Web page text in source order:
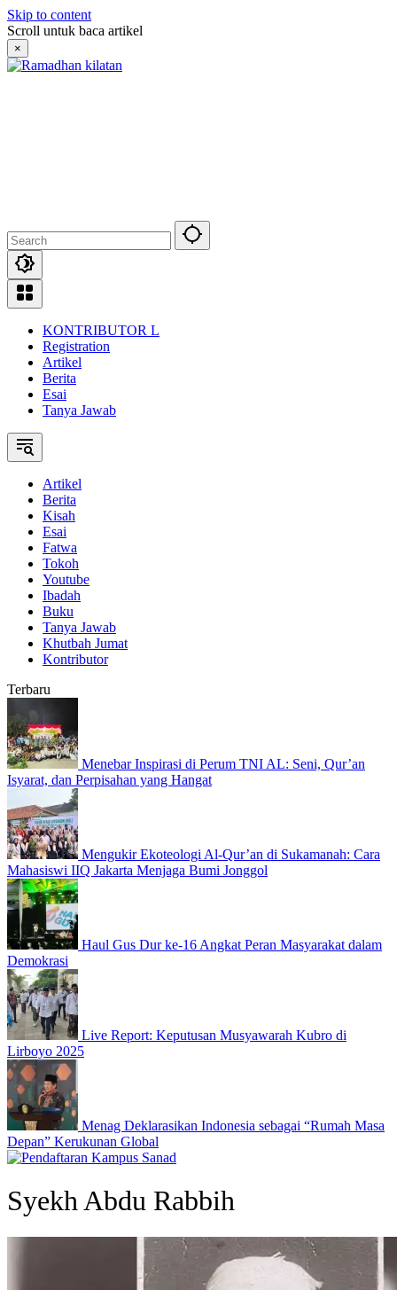
Skip to content
Scroll untuk baca artikel
×
KONTRIBUTOR L
Registration
Artikel
Berita
Esai
Tanya Jawab
Artikel
Berita
Kisah
Esai
Fatwa
Tokoh
Youtube
Ibadah
Buku
Tanya Jawab
Khutbah Jumat
Kontributor
Terbaru
Menebar Inspirasi di Perum TNI AL: Seni, Qur’an
Isyarat, dan Perpisahan yang Hangat
Mengukir Ekoteologi Al-Qur’an di Sukamanah: Cara
Mahasiswi IIQ Jakarta Menjaga Bumi Jonggol
Haul Gus Dur ke-16 Angkat Peran Masyarakat dalam
Demokrasi
Live Report: Keputusan Musyawarah Kubro di
Lirboyo 2025
Menag Deklarasikan Indonesia sebagai “Rumah Masa
Depan” Kerukunan Global
Syekh Abdu Rabbih